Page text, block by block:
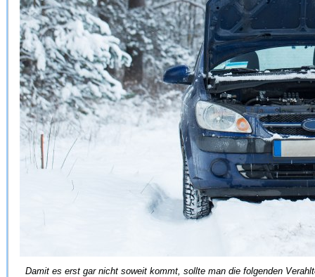
Damit es erst gar nicht soweit kommt, sollte man die folgenden